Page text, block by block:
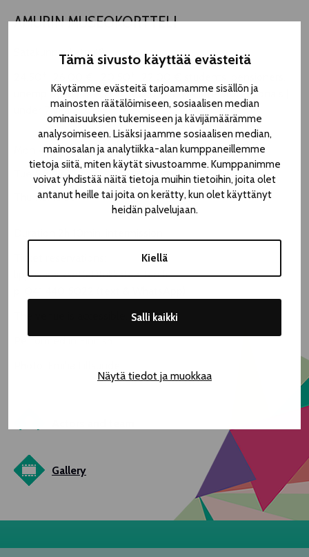
Tämä sivusto käyttää evästeitä
Käytämme evästeitä tarjoamamme sisällön ja
mainosten räätälöimiseen, sosiaalisen median
ominaisuuksien tukemiseen ja kävijämäärämme
analysoimiseen. Lisäksi jaamme sosiaalisen median,
mainosalan ja analytiikka-alan kumppaneillemme
tietoja siitä, miten käytät sivustoamme. Kumppanimme
voivat yhdistää näitä tietoja muihin tietoihin, joita olet
antanut heille tai joita on kerätty, kun olet käyttänyt
heidän palvelujaan.
Kiellä
Salli kaikki
Näytä tiedot ja muokkaa
AMURIN MUSEOKORTTELI
Satakunnankatu 49
unemployed | 13 € 7-16 year olds & theatre professionals |
under 7 year olds for free
Mon 4.8. 15.30 BUY TICKET
Tue 5.8. 18.30 BUY TICKET
Thu 7.8. 18.30 BUY TICKET
lippuvaraukset(at)tukkateatteri.fi
Gallery